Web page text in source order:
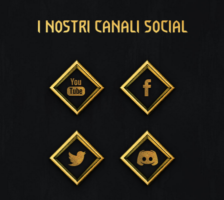
I NOSTRI CANALI SOCIAL